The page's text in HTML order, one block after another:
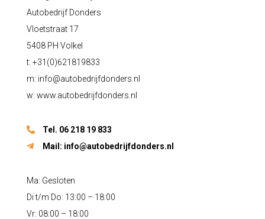
Autobedrijf Donders
Vloetstraat 17
5408 PH Volkel
t: +31(0)621819833
m: info@autobedrijfdonders.nl
w: www.autobedrijfdonders.nl
Tel. 06 218 19 833
Mail: info@autobedrijfdonders.nl
Ma: Gesloten
Di t/m Do: 13:00 – 18:00
Vr: 08:00 – 18:00